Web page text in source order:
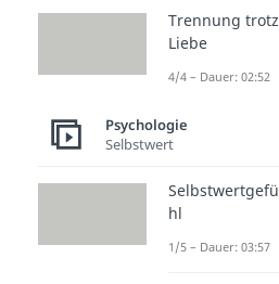
Trennung trotz
Liebe
4/4 – Dauer: 02:52
Psychologie
Selbstwert
Selbstwertgefü
hl
1/5 – Dauer: 03:57